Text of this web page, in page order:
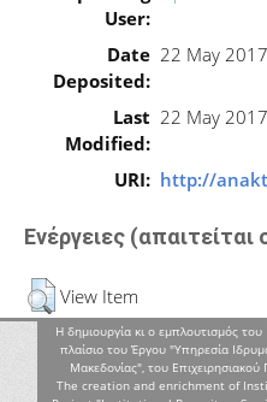
User:
Date
Deposited:
22 May
Last
Modified:
22 May
URI: http://
Ενέργειες (απαιτείται
View Item
Η δημιουργία κι ο εμπλουτισμός
πλαίσιο του Έργου "Υπηρεσία
Μακεδονίας", του
The creation and enrichment of